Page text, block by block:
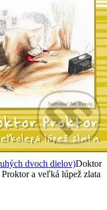
dvoch dielov)Doktor
a veľká lúpež zlata